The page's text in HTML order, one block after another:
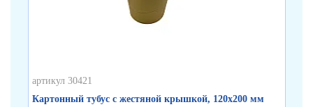
артикул 30421
Картонный тубус с жестяной крышкой, 120х200 мм